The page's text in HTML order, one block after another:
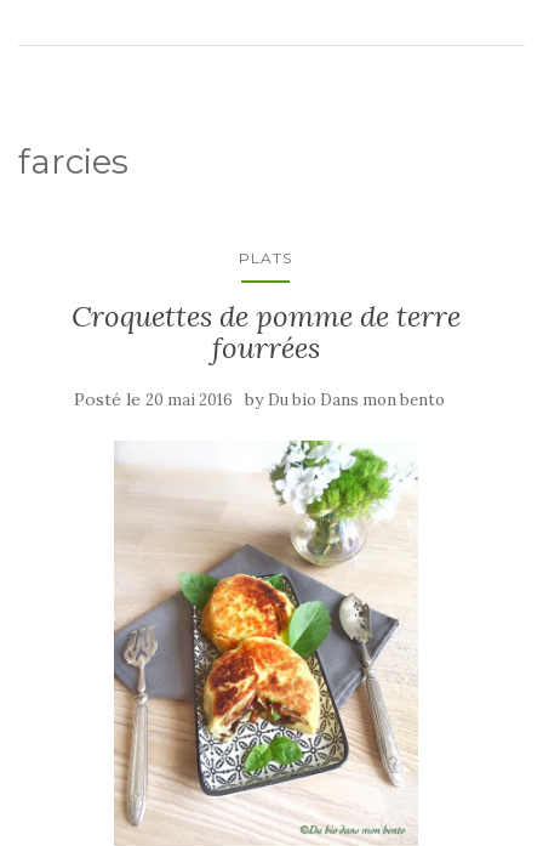
farcies
PLATS
Croquettes de pomme de terre
fourrées
Posté le 20 mai 2016 by Du bio Dans mon bento